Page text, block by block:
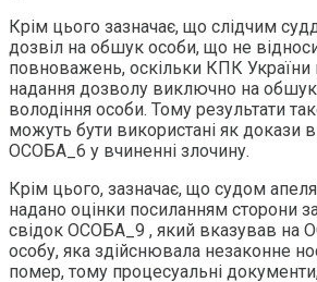
Крім цього зазначає, що слідчим
дозвіл на обшук особи, що не
повноважень, оскільки КПК України
надання дозволу виключно на
володіння особи. Тому результати
можуть бути використані як докази
ОСОБА_6 у вчиненні злочину.
Крім цього, зазначає, що судом
надано оцінки посиланням сторони
свідок ОСОБА_9 , який вказував на
особу, яка здійснювала незаконне
помер, тому процесуальні документи,